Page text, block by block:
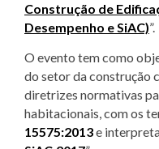
Construção de
Desempenho e SiAC)”.
O evento tem como
do setor da construção
diretrizes normativas
habitacionais, com os
15575:2013e